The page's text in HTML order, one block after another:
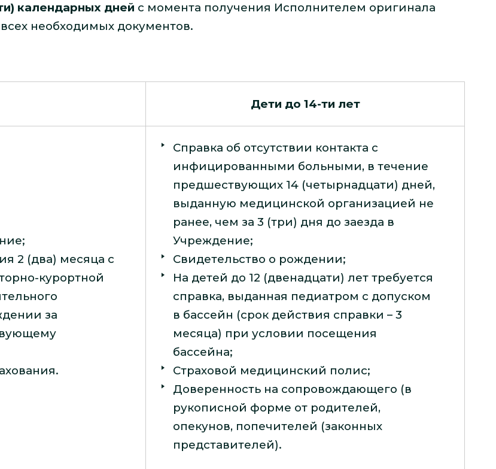
календарных дней с момента получения Исполнителем оригинала
необходимых документов.
Дети до 14-ти лет
2 (два) месяца с
курортной
за
Справка об отсутствии контакта с
инфицированными больными, в течение
предшествующих 14 (четырнадцати) дней,
выданную медицинской организацией не
ранее, чем за 3 (три) дня до заезда в
Учреждение;
Свидетельство о рождении;
На детей до 12 (двенадцати) лет требуется
справка, выданная педиатром с допуском
в бассейн (срок действия справки – 3
месяца) при условии посещения
бассейна;
Страховой медицинский полис;
Доверенность на сопровождающего (в
рукописной форме от родителей,
опекунов, попечителей (законных
представителей).